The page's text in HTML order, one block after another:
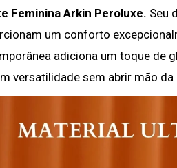
Feminina Arkin Peroluxe. Seu
um conforto
adiciona um toque de
versatilidade sem abrir mão da